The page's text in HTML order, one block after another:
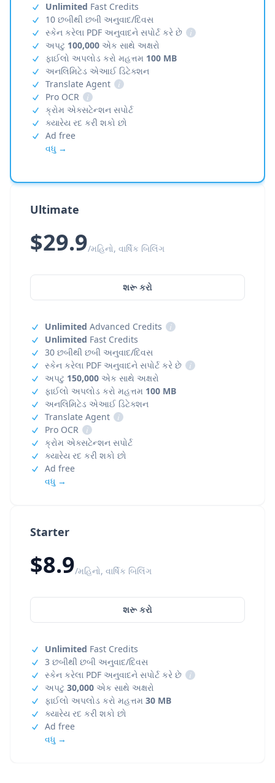
Starter
$8.9/મહિનો, વાર્ષિક બિલિંગ
શરૂ કરો
Unlimited Fast Credits
3 છબીથી છબી અનુવાદ/દિવસ
સ્કેન કરેલા PDF અનુવાદને સપોર્ટ કરે છે
i
અપટુ 30,000 એક સાથે અક્ષરો
ફાઈલો અપલોડ કરો મહત્તમ 30 MB
ક્યારેય રદ કરી શકો છો
Ad free
વધુ →
Unlimited Fast Credits
10 છબીથી છબી અનુવાદ/દિવસ
સ્કેન કરેલા PDF અનુવાદને સપોર્ટ કરે છે
i
અપટુ 100,000 એક સાથે અક્ષરો
ફાઈલો અપલોડ કરો મહત્તમ 100 MB
અનલિમિટેડ એઆઈ ડિટેક્શન
Translate Agent
i
Pro OCR
i
ક્રોમ એક્સટેન્શન સપોર્ટ
ક્યારેય રદ કરી શકો છો
Ad free
વધુ →
Ultimate
$29.9/મહિનો, વાર્ષિક બિલિંગ
શરૂ કરો
Unlimited Advanced Credits
i
Unlimited Fast Credits
30 છબીથી છબી અનુવાદ/દિવસ
સ્કેન કરેલા PDF અનુવાદને સપોર્ટ કરે છે
i
અપટુ 150,000 એક સાથે અક્ષરો
ફાઈલો અપલોડ કરો મહત્તમ 100 MB
અનલિમિટેડ એઆઈ ડિટેક્શન
Translate Agent
i
Pro OCR
i
ક્રોમ એક્સટેન્શન સપોર્ટ
ક્યારેય રદ કરી શકો છો
Ad free
વધુ →